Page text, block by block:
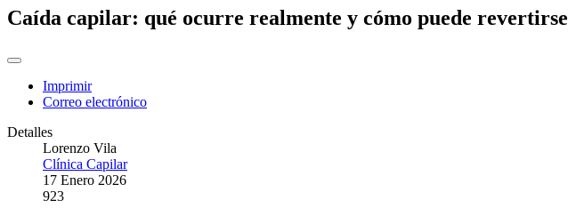
Caída capilar: qué ocurre realmente y cómo puede revertirse
Imprimir
Correo electrónico
Detalles
Lorenzo Vila
Clínica Capilar
17 Enero 2026
923